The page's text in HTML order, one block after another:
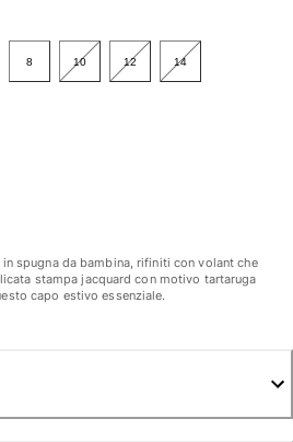
bagno
8 10 12 14
spugna da bambina, rifiniti con volant che
stampa jacquard con motivo tartaruga
capo estivo essenziale.